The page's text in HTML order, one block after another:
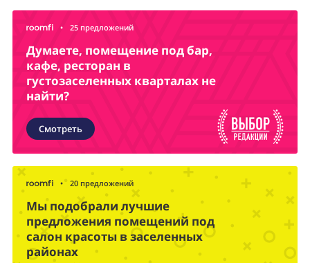
• 25 предложений
Думаете, помещение под бар,
кафе, ресторан в
густозаселенных кварталах не
найти?
Смотреть
• 20 предложений
Мы подобрали лучшие
предложения помещений под
салон красоты в заселенных
районах